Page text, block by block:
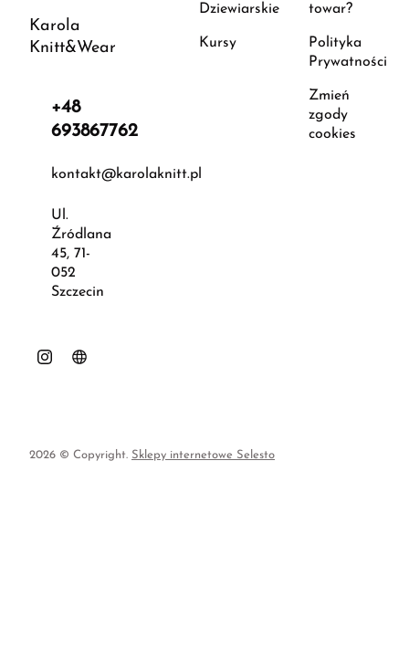
Karola
Knitt&Wear
+48
693867762
kontakt@karolaknitt.pl
Ul.
Źródlana
45, 71-
052
Szczecin
Dziewiarskie
Kursy
towar?
Polityka
Prywatności
Zmień
zgody
cookies
2026 © Copyright. Sklepy internetowe Selesto